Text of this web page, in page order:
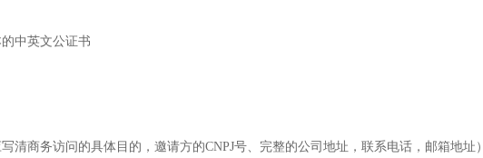
中英文公证书
清商务访问的具体目的，邀请方的CNPJ号、完整的公司地址，联系电话，邮箱地址）